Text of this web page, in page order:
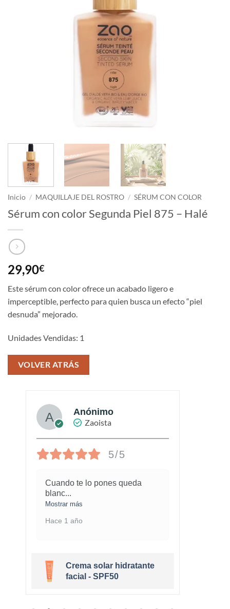
Inicio / MAQUILLAJE DEL ROSTRO / SÉRUM CON COLOR
Sérum con color Segunda Piel 875 – Halé
29,90€
Este sérum con color ofrece un acabado ligero e
imperceptible, perfecto para quien busca un efecto “piel
desnuda” mejorado.
Unidades Vendidas: 1
VOLVER ATRÁS
Anónimo
Zaoista
5/5
Cuando te lo pones queda
blanc...
Mostrar más
Hace 1 año
Crema solar hidratante
facial - SPF50